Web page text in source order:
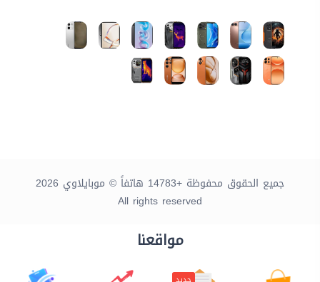
جميع الحقوق محفوظة +14783 هاتفاً © موبايلاوي 2026
All rights reserved